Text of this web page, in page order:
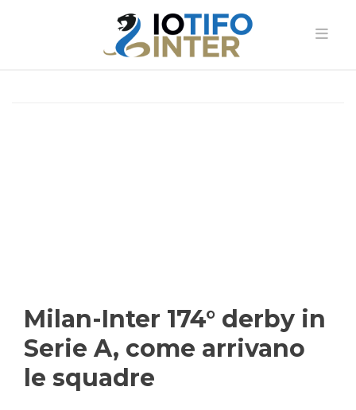
Milan-Inter 174° derby in
Serie A, come arrivano
le squadre